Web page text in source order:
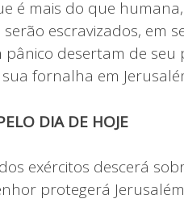
é mais do que
escravizados, em
pânico desertam de
sua fornalha em
DIA DE HOJE
exércitos descerá
protegerá